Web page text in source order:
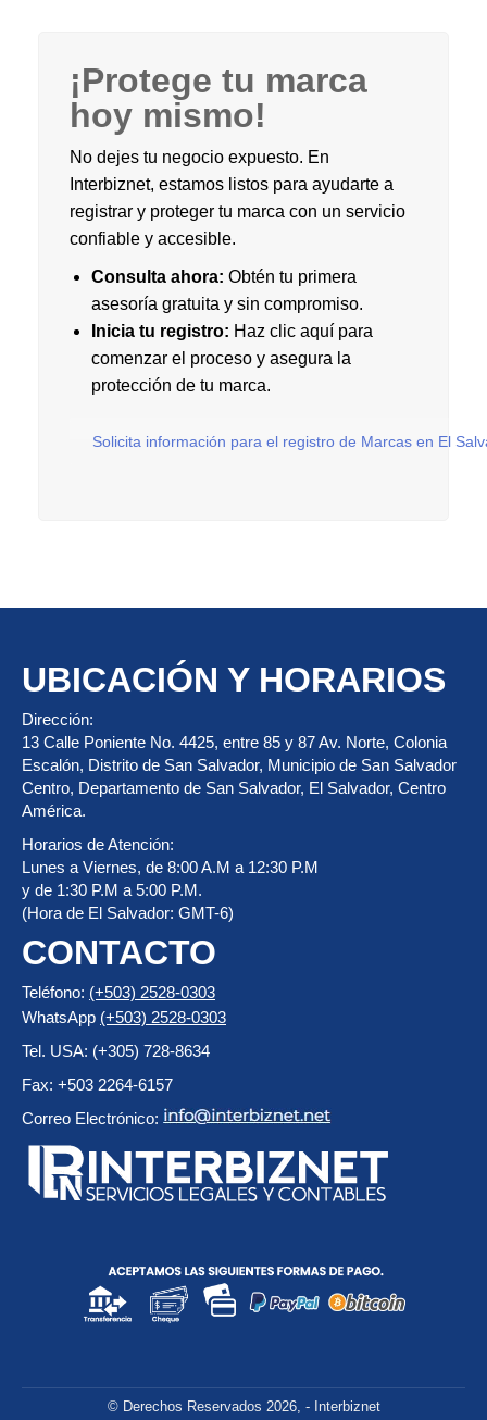
¡Protege tu marca
hoy mismo!
No dejes tu negocio expuesto. En
Interbiznet, estamos listos para ayudarte a
registrar y proteger tu marca con un servicio
confiable y accesible.
Consulta ahora: Obtén tu primera
asesoría gratuita y sin compromiso.
Inicia tu registro: Haz clic aquí para
comenzar el proceso y asegura la
protección de tu marca.
Solicita información para el registro de Marcas en El
UBICACIÓN Y HORARIOS
Dirección:
13 Calle Poniente No. 4425, entre 85 y 87 Av. Norte, Colonia
Escalón, Distrito de San Salvador, Municipio de San Salvador
Centro, Departamento de San Salvador, El Salvador, Centro
América.
Horarios de Atención:
Lunes a Viernes, de 8:00 A.M a 12:30 P.M
y de 1:30 P.M a 5:00 P.M.
(Hora de El Salvador: GMT-6)
CONTACTO
Teléfono: (+503) 2528-0303
WhatsApp (+503) 2528-0303
Tel. USA: (+305) 728-8634
Fax: +503 2264-6157
Correo Electrónico:
© Derechos Reservados 2026, - Interbiznet